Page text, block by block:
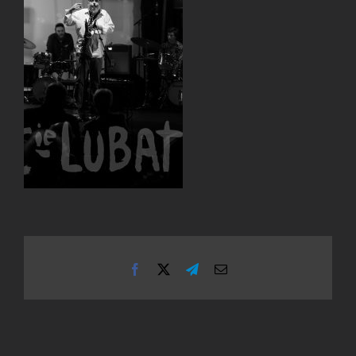
Facebook TelegramEmail